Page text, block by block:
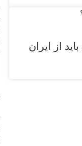
از ایران